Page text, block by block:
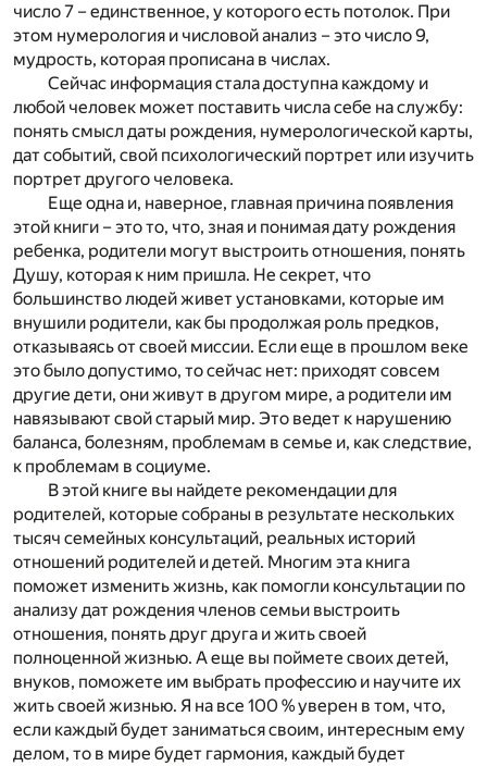
число 7 – единственное, у которого есть потолок. При
этом нумерология и числовой анализ – это число 9,
мудрость, которая прописана в числах.
Сейчас информация стала доступна каждому и
любой человек может поставить числа себе на службу:
понять смысл даты рождения, нумерологической карты,
дат событий, свой психологический портрет или изучить
портрет другого человека.
Еще одна и, наверное, главная причина появления
этой книги – это то, что, зная и понимая дату рождения
ребенка, родители могут выстроить отношения, понять
Душу, которая к ним пришла. Не секрет, что
большинство людей живет установками, которые им
внушили родители, как бы продолжая роль предков,
отказываясь от своей миссии. Если еще в прошлом веке
это было допустимо, то сейчас нет: приходят совсем
другие дети, они живут в другом мире, а родители им
навязывают свой старый мир. Это ведет к нарушению
баланса, болезням, проблемам в семье и, как следствие,
к проблемам в социуме.
В этой книге вы найдете рекомендации для
родителей, которые собраны в результате нескольких
тысяч семейных консультаций, реальных историй
отношений родителей и детей. Многим эта книга
поможет изменить жизнь, как помогли консультации по
анализу дат рождения членов семьи выстроить
отношения, понять друг друга и жить своей
полноценной жизнью. А еще вы поймете своих детей,
внуков, поможете им выбрать профессию и научите их
жить своей жизнью. Я на все 100 % уверен в том, что,
если каждый будет заниматься своим, интересным ему
делом, то в мире будет гармония, каждый будет